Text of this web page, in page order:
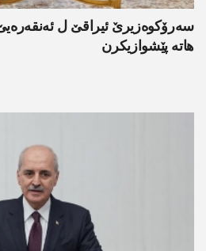
سەرۆکوەزیرێ ئیراقێ ل
ھاتە پێشوازیکرن